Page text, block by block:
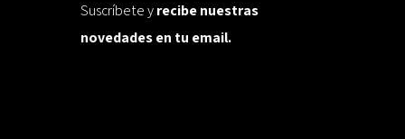
Suscríbete yrecibe nuestras
novedades en tu email.